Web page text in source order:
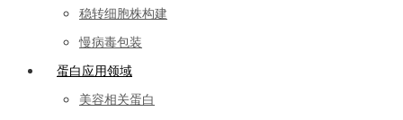
稳转细胞株构建
慢病毒包装
蛋白应用领域
美容相关蛋白